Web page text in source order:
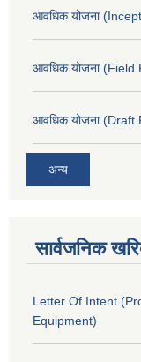
आवधिक योजना
आवधिक योजना (Field
आवधिक योजना
अन्य
सार्वजनिक
Letter Of Intent
Equipment)